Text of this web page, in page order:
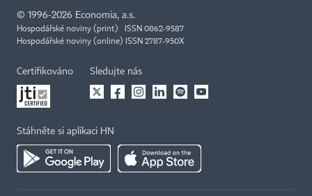
© 1996-2026 Economia, a.s.
Hospodářské noviny (print) ISSN 0862-9587
Hospodářské noviny (online) ISSN 2787-950X
Certifikováno Sledujte nás
Stáhněte si aplikaci HN